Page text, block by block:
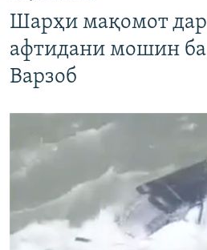
Шарҳи мақомот
афтидани мошин
Варзоб